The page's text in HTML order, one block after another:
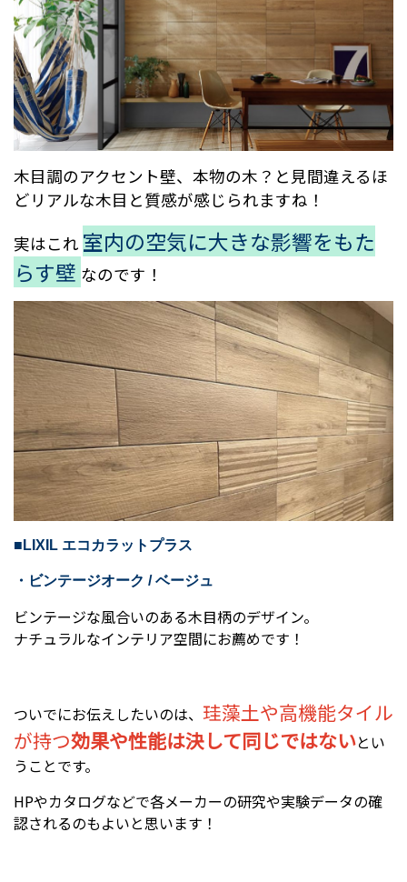
木目調のアクセント壁、本物の木？と見間違えるほ
どリアルな木目と質感が感じられますね！
実はこれ 室内の空気に大きな影響をもた
らす壁 なのです！
■LIXIL エコカラットプラス
・ビンテージオーク / ベージュ
ビンテージな風合いのある木目柄のデザイン。
ナチュラルなインテリア空間にお薦めです！
ついでにお伝えしたいのは、 珪藻土や高機能タイル
が持つ効果や性能は決して同じではないとい
うことです。
HPやカタログなどで各メーカーの研究や実験データの確
認されるのもよいと思います！